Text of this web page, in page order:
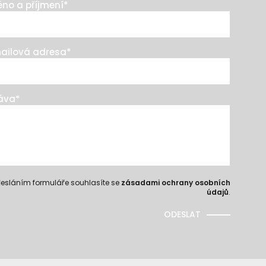
a příjmení*
adresa*
*
formuláře souhlasíte se zásadami ochrany osobních
údajů.
ODESLAT